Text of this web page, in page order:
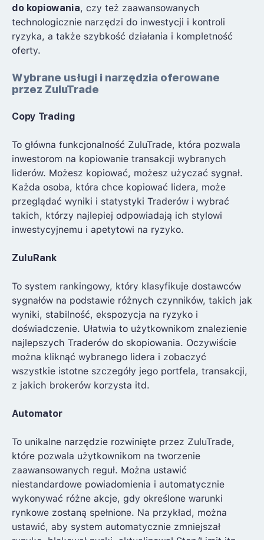
do kopiowania, czy też zaawansowanych
technologicznie narzędzi do inwestycji i kontroli
ryzyka, a także szybkość działania i kompletność
oferty.
Wybrane usługi i narzędzia oferowane
przez ZuluTrade
Copy Trading
To główna funkcjonalność ZuluTrade, która pozwala
inwestorom na kopiowanie transakcji wybranych
liderów. Możesz kopiować, możesz użyczać sygnał.
Każda osoba, która chce kopiować lidera, może
przeglądać wyniki i statystyki Traderów i wybrać
takich, którzy najlepiej odpowiadają ich stylowi
inwestycyjnemu i apetytowi na ryzyko.
ZuluRank
To system rankingowy, który klasyfikuje dostawców
sygnałów na podstawie różnych czynników, takich jak
wyniki, stabilność, ekspozycja na ryzyko i
doświadczenie. Ułatwia to użytkownikom znalezienie
najlepszych Traderów do skopiowania. Oczywiście
można kliknąć wybranego lidera i zobaczyć
wszystkie istotne szczegóły jego portfela, transakcji,
z jakich brokerów korzysta itd.
Automator
To unikalne narzędzie rozwinięte przez ZuluTrade,
które pozwala użytkownikom na tworzenie
zaawansowanych reguł. Można ustawić
niestandardowe powiadomienia i automatycznie
wykonywać różne akcje, gdy określone warunki
rynkowe zostaną spełnione. Na przykład, można
ustawić, aby system automatycznie zmniejszał